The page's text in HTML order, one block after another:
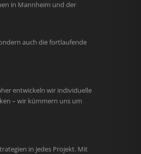
in Mannheim und der
auch die fortlaufende
entwickeln wir individuelle
– wir kümmern uns um
in jedes Projekt. Mit